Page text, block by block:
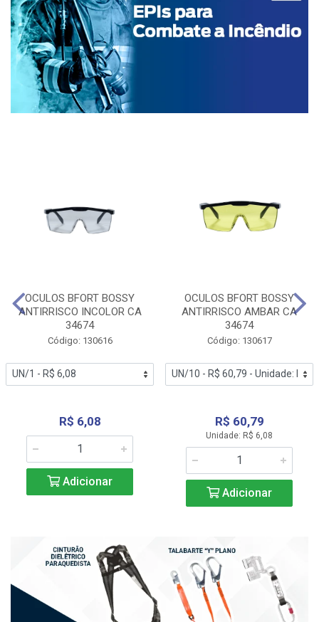
OCULOS BFORT BOSSY
ANTIRRISCO INCOLOR CA
34674
Código: 130616
R$ 6,08
Adicionar
OCULOS BFORT BOSSY
ANTIRRISCO AMBAR CA
34674
Código: 130617
R$ 60,79
Unidade: R$ 6,08
Adicionar